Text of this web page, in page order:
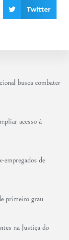
busca combater
acesso à
empregados de
primeiro grau
na Justiça do
Twitter